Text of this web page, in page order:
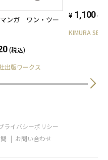
マンガ ワン・ツー
(税込)
出版ワークス
1,100 (税
KIMURA
ライバシーポリシー
お問い合わせ